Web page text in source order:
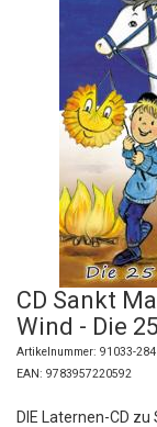
CD Sankt
Wind - Die
Artikelnummer: 91033-284
EAN: 9783957220592
DIE Laternen-CD